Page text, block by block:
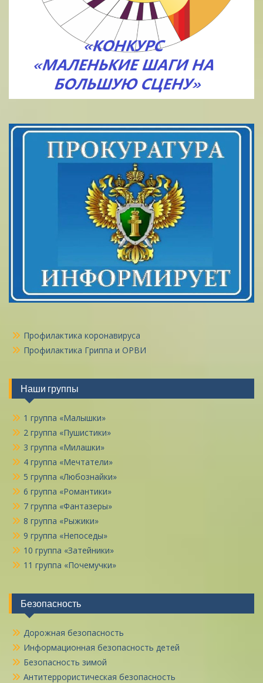
Профилактика коронавируса
Профилактика Гриппа и ОРВИ
Наши группы
1 группа «Малышки»
2 группа «Пушистики»
3 группа «Милашки»
4 группа «Мечтатели»
5 группа «Любознайки»
6 группа «Романтики»
7 группа «Фантазеры»
8 группа «Рыжики»
9 группа «Непоседы»
10 группа «Затейники»
11 группа «Почемучки»
Безопасность
Дорожная безопасность
Информационная безопасность детей
Безопасность зимой
Антитеррористическая безопасность